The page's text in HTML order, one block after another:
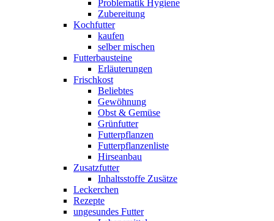
Problematik Hygiene
Zubereitung
Kochfutter
kaufen
selber mischen
Futterbausteine
Erläuterungen
Frischkost
Beliebtes
Gewöhnung
Obst & Gemüse
Grünfutter
Futterpflanzen
Futterpflanzenliste
Hirseanbau
Zusatzfutter
Inhaltsstoffe Zusätze
Leckerchen
Rezepte
ungesundes Futter